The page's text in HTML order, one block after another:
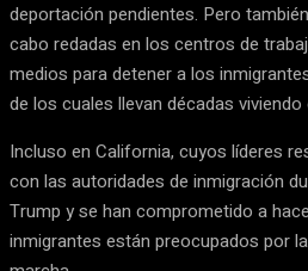
deportación pendientes. Pero
cabo redadas en los centros de
medios para detener a los
de los cuales llevan décadas viviendo
Incluso en California, cuyos líderes
con las autoridades de inmigración
Trump y se han comprometido a
inmigrantes están preocupados por